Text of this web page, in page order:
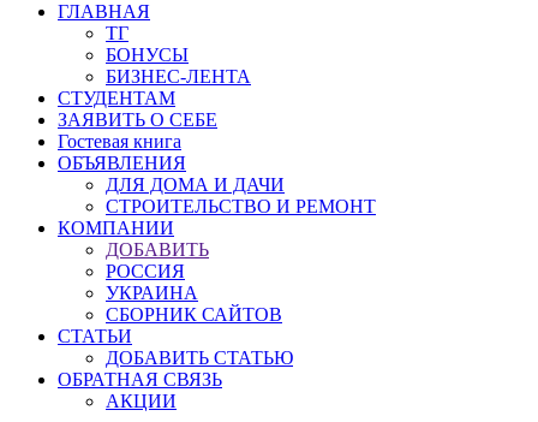
ГЛАВНАЯ
ТГ
БОНУСЫ
БИЗНЕС-ЛЕНТА
СТУДЕНТАМ
ЗАЯВИТЬ О СЕБЕ
Гостевая книга
ОБЪЯВЛЕНИЯ
ДЛЯ ДОМА И ДАЧИ
СТРОИТЕЛЬСТВО И РЕМОНТ
КОМПАНИИ
ДОБАВИТЬ
РОССИЯ
УКРАИНА
СБОРНИК САЙТОВ
СТАТЬИ
ДОБАВИТЬ СТАТЬЮ
ОБРАТНАЯ СВЯЗЬ
АКЦИИ